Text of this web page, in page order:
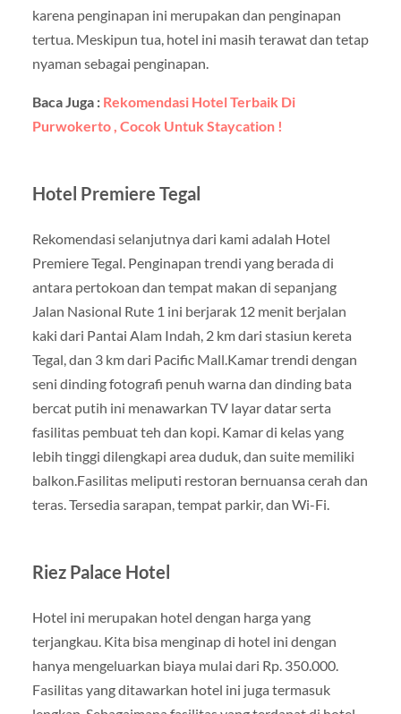
karena penginapan ini merupakan dan penginapan
tertua. Meskipun tua, hotel ini masih terawat dan tetap
nyaman sebagai penginapan.
Baca Juga : Rekomendasi Hotel Terbaik Di
Purwokerto , Cocok Untuk Staycation !
Hotel Premiere Tegal
Rekomendasi selanjutnya dari kami adalah Hotel
Premiere Tegal. Penginapan trendi yang berada di
antara pertokoan dan tempat makan di sepanjang
Jalan Nasional Rute 1 ini berjarak 12 menit berjalan
kaki dari Pantai Alam Indah, 2 km dari stasiun kereta
Tegal, dan 3 km dari Pacific Mall.Kamar trendi dengan
seni dinding fotografi penuh warna dan dinding bata
bercat putih ini menawarkan TV layar datar serta
fasilitas pembuat teh dan kopi. Kamar di kelas yang
lebih tinggi dilengkapi area duduk, dan suite memiliki
balkon.Fasilitas meliputi restoran bernuansa cerah dan
teras. Tersedia sarapan, tempat parkir, dan Wi-Fi.
Riez Palace Hotel
Hotel ini merupakan hotel dengan harga yang
terjangkau. Kita bisa menginap di hotel ini dengan
hanya mengeluarkan biaya mulai dari Rp. 350.000.
Fasilitas yang ditawarkan hotel ini juga termasuk